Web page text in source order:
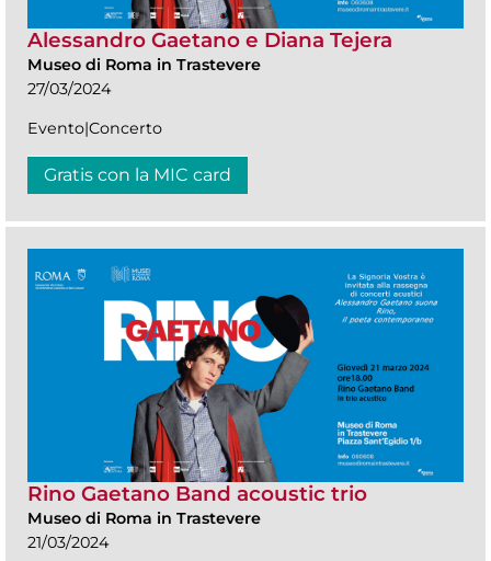
Alessandro Gaetano e Diana Tejera
Museo di Roma in Trastevere
27/03/2024
Evento|Concerto
Gratis con la MIC card
Rino Gaetano Band acoustic trio
Museo di Roma in Trastevere
21/03/2024